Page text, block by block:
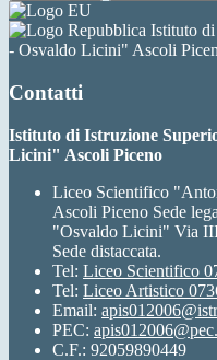
Istituto
- Osvaldo Licini" Ascoli
Contatti
Istituto di Istruzione
Licini" Ascoli Piceno
Liceo Scientifico
Ascoli Piceno Sede
"Osvaldo Licini" Via
Sede distaccata.
Tel: Liceo Scientifico
Tel: Liceo Artistico
Email:
PEC:
C.F.: 92059890449